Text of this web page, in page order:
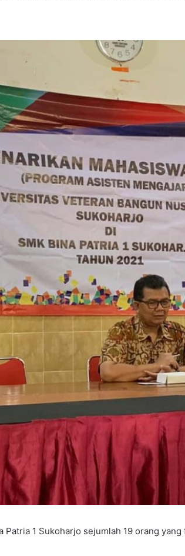
Patria 1 Sukoharjo sejumlah 19 orang